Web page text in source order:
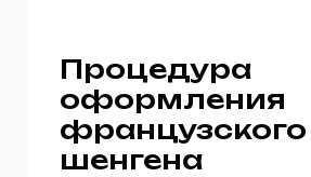
Процедура
оформления
французского
шенгена